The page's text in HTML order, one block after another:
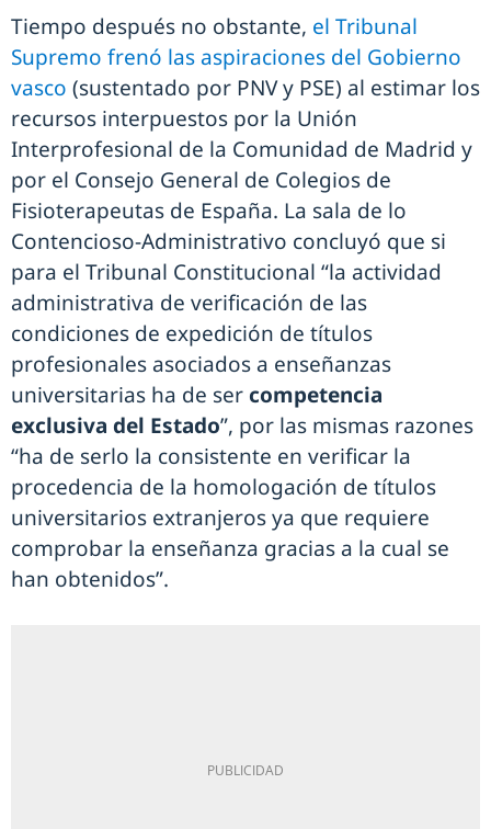
Tiempo después no obstante, el Tribunal
Supremo frenó las aspiraciones del Gobierno
vasco (sustentado por PNV y PSE) al estimar los
recursos interpuestos por la Unión
Interprofesional de la Comunidad de Madrid y
por el Consejo General de Colegios de
Fisioterapeutas de España. La sala de lo
Contencioso-Administrativo concluyó que si
para el Tribunal Constitucional “la actividad
administrativa de verificación de las
condiciones de expedición de títulos
profesionales asociados a enseñanzas
universitarias ha de ser competencia
exclusiva del Estado”, por las mismas razones
“ha de serlo la consistente en verificar la
procedencia de la homologación de títulos
universitarios extranjeros ya que requiere
comprobar la enseñanza gracias a la cual se
han obtenidos”.